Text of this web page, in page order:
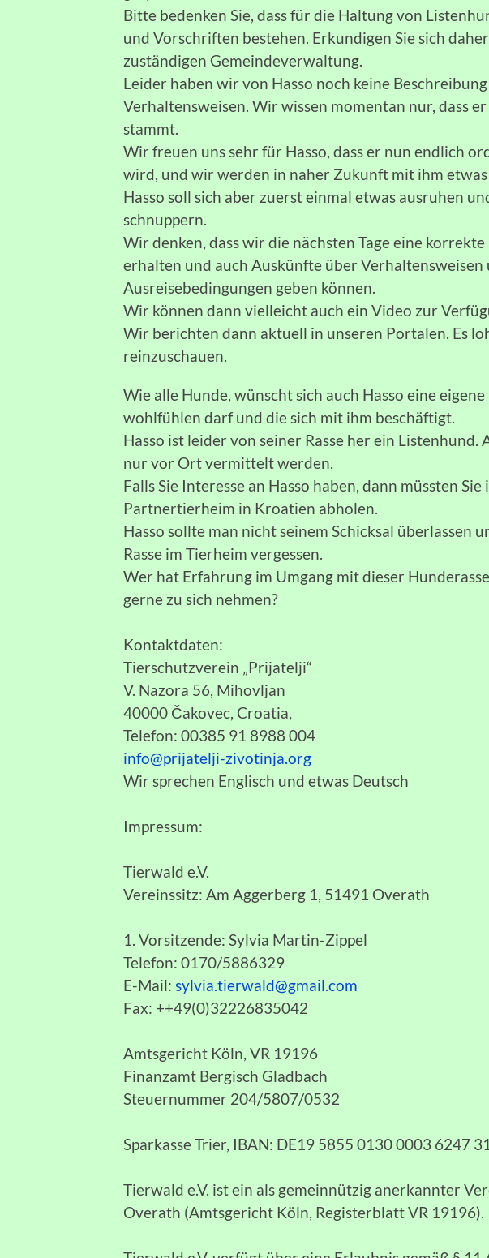
Bitte bedenken Sie, dass für die Haltung von
und Vorschriften bestehen. Erkundigen Sie sich
zuständigen Gemeindeverwaltung.
Leider haben wir von Hasso noch keine
Verhaltensweisen. Wir wissen momentan nur, dass
stammt.
Wir freuen uns sehr für Hasso, dass er nun endlich
wird, und wir werden in naher Zukunft mit ihm
Hasso soll sich aber zuerst einmal etwas ausruhen
schnuppern.
Wir denken, dass wir die nächsten Tage eine
erhalten und auch Auskünfte über Verhaltensweisen
Ausreisebedingungen geben können.
Wir können dann vielleicht auch ein Video zur
Wir berichten dann aktuell in unseren Portalen. Es
reinzuschauen.
Wie alle Hunde, wünscht sich auch Hasso eine
wohlfühlen darf und die sich mit ihm beschäftigt.
Hasso ist leider von seiner Rasse her ein Listenhund.
nur vor Ort vermittelt werden.
Falls Sie Interesse an Hasso haben, dann müssten
Partnertierheim in Kroatien abholen.
Hasso sollte man nicht seinem Schicksal überlassen
Rasse im Tierheim vergessen.
Wer hat Erfahrung im Umgang mit dieser
gerne zu sich nehmen?
Kontaktdaten:
Tierschutzverein „Prijatelji“
V. Nazora 56, Mihovljan
40000 Čakovec, Croatia,
Telefon: 00385 91 8988 004
info@prijatelji-zivotinja.org
Wir sprechen Englisch und etwas Deutsch
Impressum:
Tierwald e.V.
Vereinssitz: Am Aggerberg 1, 51491 Overath
1. Vorsitzende: Sylvia Martin-Zippel
Telefon: 0170/5886329
E-Mail: sylvia.tierwald@gmail.com
Fax: ++49(0)32226835042
Amtsgericht Köln, VR 19196
Finanzamt Bergisch Gladbach
Steuernummer 204/5807/0532
Sparkasse Trier, IBAN: DE19 5855 0130 0003 6247
Tierwald e.V. ist ein als gemeinnützig anerkannter
Overath (Amtsgericht Köln, Registerblatt VR 19196).